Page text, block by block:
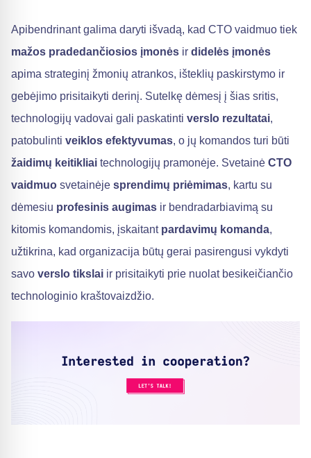
Apibendrinant galima daryti išvadą, kad CTO vaidmuo tiek
mažos pradedančiosios įmonės ir didelės įmonės
apima strateginį žmonių atrankos, išteklių paskirstymo ir
gebėjimo prisitaikyti derinį. Sutelkę dėmesį į šias sritis,
technologijų vadovai gali paskatinti verslo rezultatai,
patobulinti veiklos efektyvumas, o jų komandos turi būti
žaidimų keitikliai technologijų pramonėje. Svetainė CTO
vaidmuo svetainėje sprendimų priėmimas, kartu su
dėmesiu profesinis augimas ir bendradarbiavimą su
kitomis komandomis, įskaitant pardavimų komanda,
užtikrina, kad organizacija būtų gerai pasirengusi vykdyti
savo verslo tikslai ir prisitaikyti prie nuolat besikeičiančio
technologinio kraštovaizdžio.